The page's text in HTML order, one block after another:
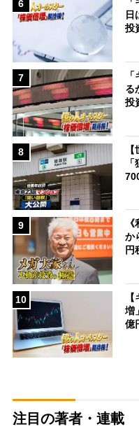
6
日
投
7
る
投
8
9
か
10
増
億
注目の著者・連載